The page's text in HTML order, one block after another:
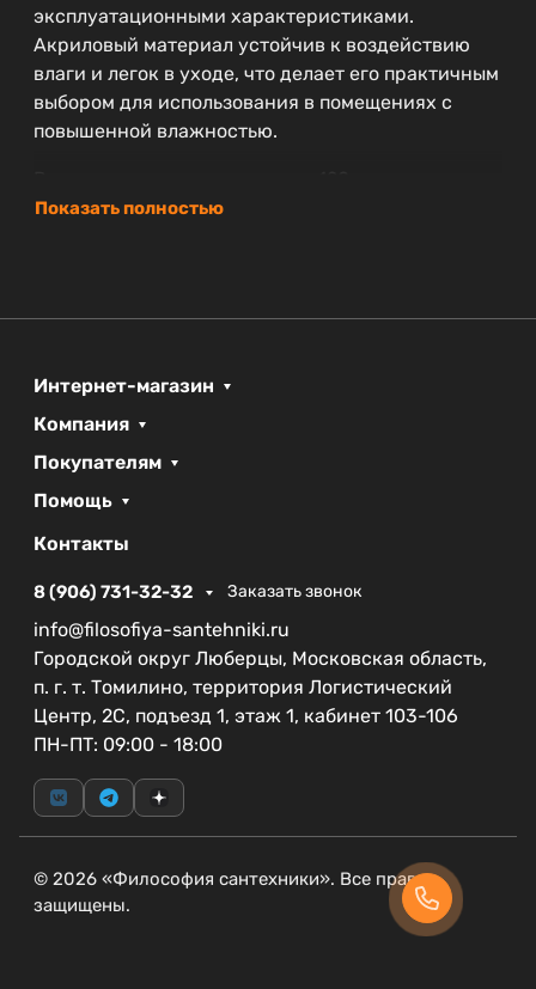
эксплуатационными характеристиками.
Акриловый материал устойчив к воздействию
влаги и легок в уходе, что делает его практичным
выбором для использования в помещениях с
повышенной влажностью.
80 см в глубину, что обеспечивает достаточное
маленькими детьми или пожилыми людьми.
изделий от бренда BelBagno, предлагая
современный стиль и надежность. Гарантийный
срок в 3 года подтверждает высокое качество и
аспектом при выборе сантехники для вашего
дома.
Преимущества поддона BelBagno TRAY-BB-AH-
120/80-15-W-R:
Эстетичный и современный дизайн,
идеальный для любого интерьера.
Устойчивый к влаге акриловый материал,
легкий в уходе.
Достаточные размеры для комфортного
использования.
Долговечная конструкция с гарантией на 3
года.
Выбор акрилового поддона BelBagno — это шаг к
Показать полностью
Интернет-магазин
Компания
Покупателям
Помощь
Контакты
8 (906) 731-32-32 Заказать звонок
info@filosofiya-santehniki.ru
Городской округ Люберцы, Московская область,
п. г. т. Томилино, территория Логистический
Центр, 2С, подъезд 1, этаж 1, кабинет 103-106
ПН-ПТ: 09:00 - 18:00
© 2026 «Философия сантехники». Все права
защищены.